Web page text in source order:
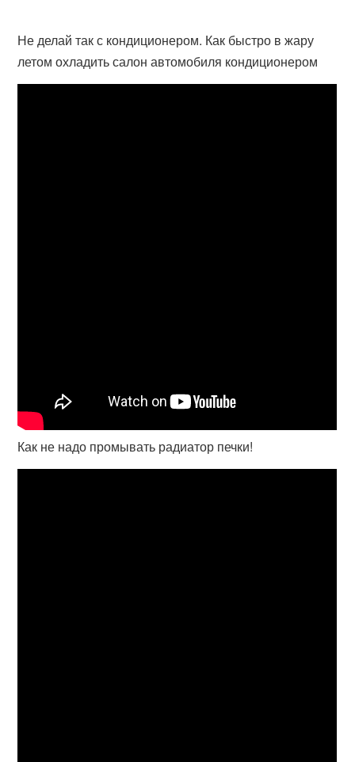
Не делай так с кондиционером. Как быстро в жару
летом охладить салон автомобиля кондиционером
Как не надо промывать радиатор печки!